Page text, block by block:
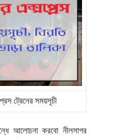
ট্রেনের সময়সূচী
আলোচনা করবো নীলসাগর